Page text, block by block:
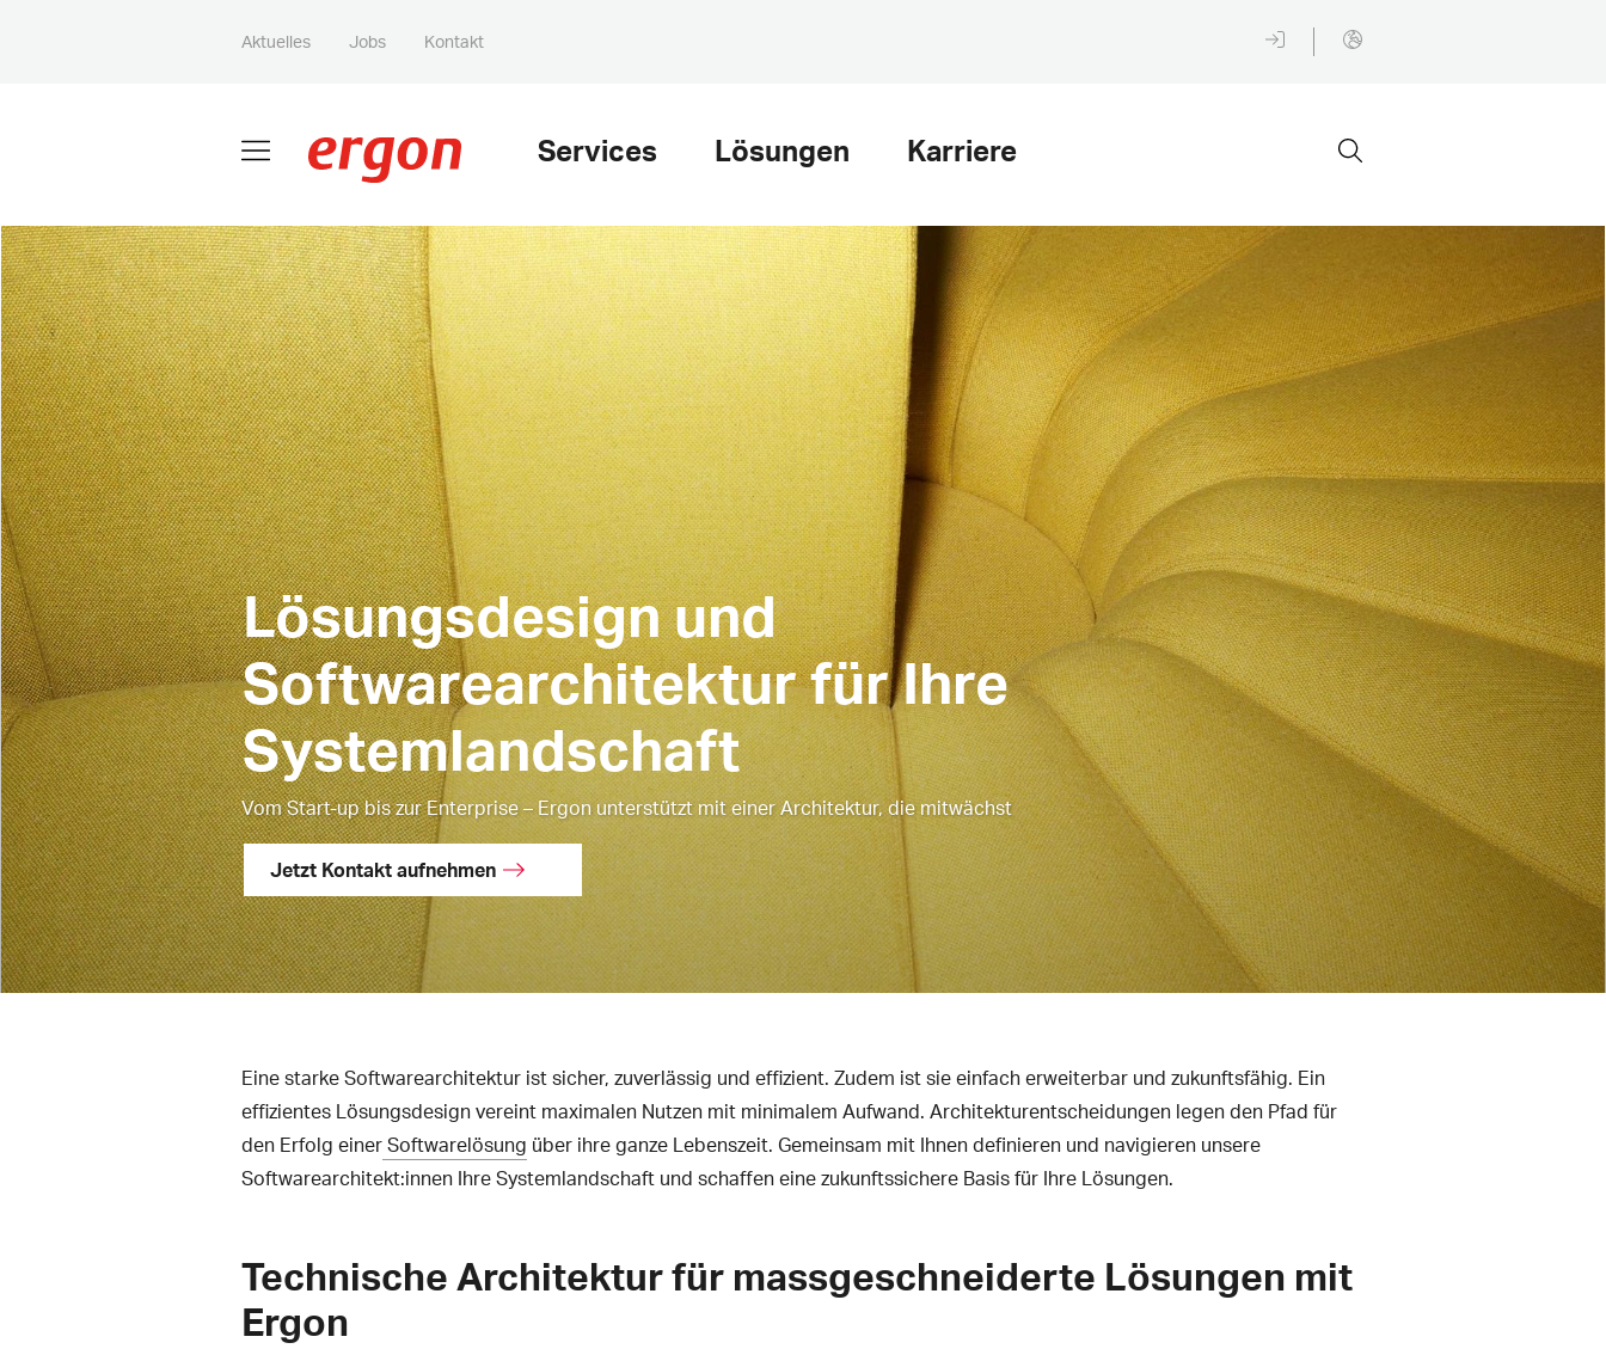
Aktuelles Jobs Kontakt
Services Lösungen Karriere
Lösungsdesign und
Softwarearchitektur für Ihre
Systemlandschaft
Vom Start-up bis zur Enterprise – Ergon unterstützt mit einer Architektur, die mitwächst
Jetzt Kontakt aufnehmen
Eine starke Softwarearchitektur ist sicher, zuverlässig und effizient. Zudem ist sie einfach erweiterbar und zukunftsfähig. Ein
effizientes Lösungsdesign vereint maximalen Nutzen mit minimalem Aufwand. Architekturentscheidungen legen den Pfad für
den Erfolg einerSoftwarelösung über ihre ganze Lebenszeit. Gemeinsam mit Ihnen definieren und navigieren unsere
Softwarearchitekt:innen Ihre Systemlandschaft und schaffen eine zukunftssichere Basis für Ihre Lösungen.
Technische Architektur für massgeschneiderte Lösungen mit
Ergon